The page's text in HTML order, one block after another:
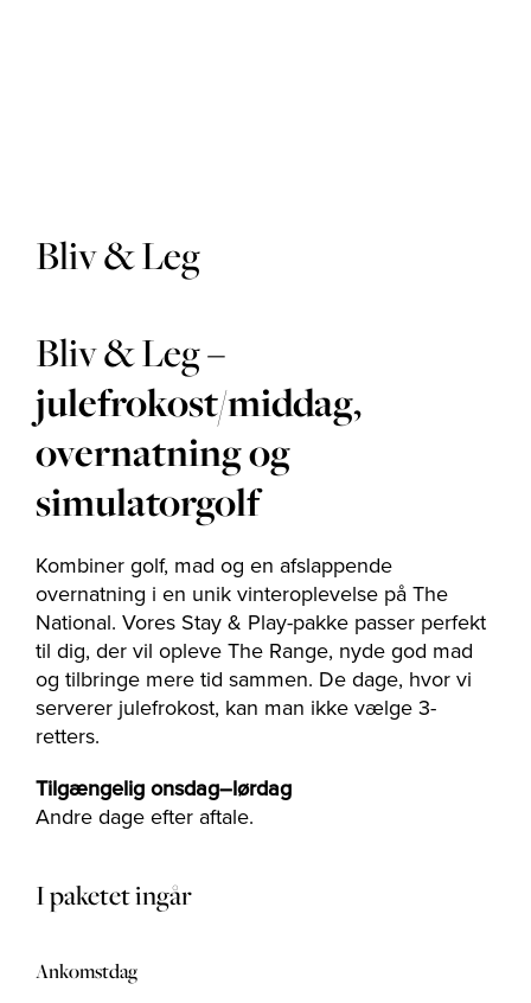
Golfpakke
Restaurant
Hotel
The Range
Golfinstruktør
Virksomhed
MEDLEMSKAB
Bliv & Leg
Bliv & Leg–
julefrokost/middag,
overnatning og
simulatorgolf
Kombiner golf, mad og en afslappende
overnatning i en unik vinteroplevelse på The
National. Vores Stay & Play-pakke passer perfekt
til dig, der vil opleve The Range, nyde god mad
og tilbringe mere tid sammen. De dage, hvor vi
serverer julefrokost, kan man ikke vælge 3-
retters.
Tilgængelig onsdag–lørdag
Andre dage efter aftale.
I paketet ingår
Ankomstdag